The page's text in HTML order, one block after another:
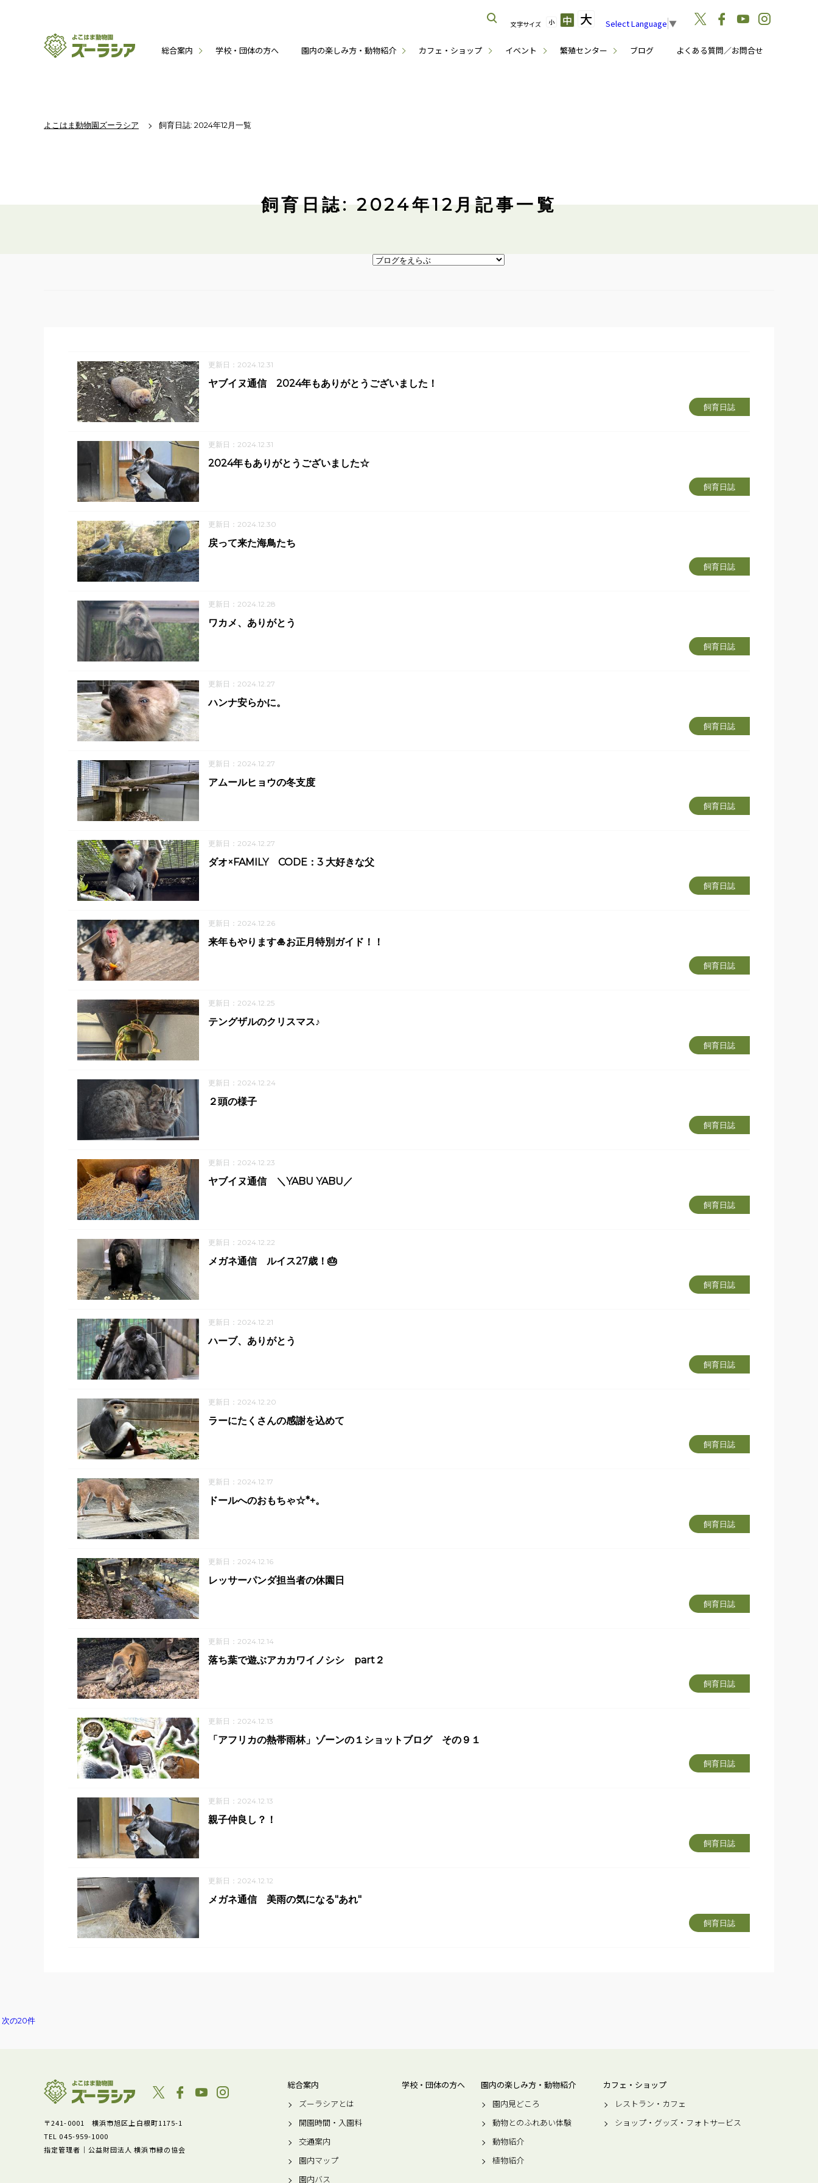
総合案内 学校・団体の方へ 園内の楽しみ方・動物紹介 カフェ・ショップ イベント 繁殖センター ブログ よくある質問／お問合せ
文字サイズ 小 中 大 Select Language ▼
よこはま動物園ズーラシア 飼育日誌: 2024年12月一覧
飼育日誌: 2024年12月記事一覧
更新日：2024.12.31
飼育日誌
ヤブイヌ通信 2024年もありがとうございました！
更新日：2024.12.31
飼育日誌
2024年もありがとうございました☆
更新日：2024.12.30
飼育日誌
戻って来た海鳥たち
更新日：2024.12.28
飼育日誌
ワカメ、ありがとう
更新日：2024.12.27
飼育日誌
ハンナ安らかに。
更新日：2024.12.27
飼育日誌
アムールヒョウの冬支度
更新日：2024.12.27
飼育日誌
ダオ×FAMILY CODE：3 大好きな父
更新日：2024.12.26
飼育日誌
来年もやります🎍お正月特別ガイド！！
更新日：2024.12.25
飼育日誌
テングザルのクリスマス♪
更新日：2024.12.24
飼育日誌
２頭の様子
更新日：2024.12.23
飼育日誌
ヤブイヌ通信 ＼YABU YABU／
更新日：2024.12.22
飼育日誌
メガネ通信 ルイス27歳！🎂
更新日：2024.12.21
飼育日誌
ハーブ、ありがとう
更新日：2024.12.20
飼育日誌
ラーにたくさんの感謝を込めて
更新日：2024.12.17
飼育日誌
ドールへのおもちゃ☆*+。
更新日：2024.12.16
飼育日誌
レッサーパンダ担当者の休園日
更新日：2024.12.14
飼育日誌
落ち葉で遊ぶアカカワイノシシ part２
更新日：2024.12.13
飼育日誌
「アフリカの熱帯雨林」ゾーンの１ショットブログ その９１
更新日：2024.12.13
飼育日誌
親子仲良し？！
更新日：2024.12.12
飼育日誌
メガネ通信 美雨の気になる"あれ"
次の20件
〒241-0001 横浜市旭区上白根町1175-1
TEL 045-959-1000
指定管理者｜公益財団法人 横浜市緑の協会
総合案内
ズーラシアとは
開園時間・入園料
交通案内
園内マップ
園内バス
学校・団体の方へ
園内の楽しみ方・動物紹介
園内見どころ
動物とのふれあい体験
動物紹介
植物紹介
カフェ・ショップ
レストラン・カフェ
ショップ・グッズ・フォトサービス